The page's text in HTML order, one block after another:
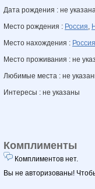
Дата рождения : не
Место рождения : Россия,
Место нахождения : Россия
Место проживания : не
Любимые места : не
Интересы : не указаны
Комплименты
Комплиментов нет.
Вы не авторизованы!